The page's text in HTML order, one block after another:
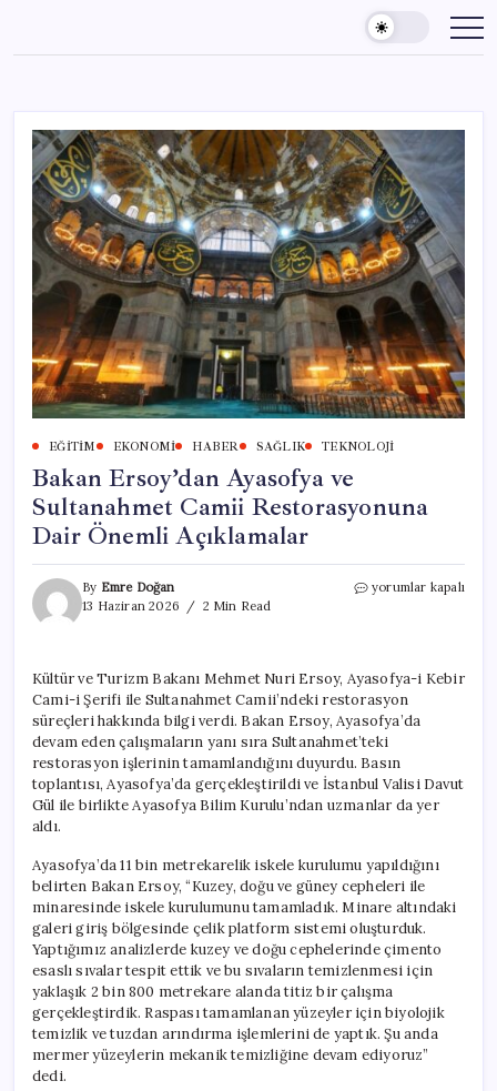
content
EĞITIM EKONOMI HABER SAĞLIK TEKNOLOJI
Bakan Ersoy’dan Ayasofya ve
Sultanahmet Camii Restorasyonuna
Dair Önemli Açıklamalar
By Emre Doğan
13 Haziran 2026
2 Min Read
Bakan
Camii
Restorasyonuna
Dair
Önemli
için
yorumlar kapalı
Kültür ve Turizm Bakanı Mehmet Nuri Ersoy, Ayasofya-i Kebir
Cami-i Şerifi ile Sultanahmet Camii’ndeki restorasyon
süreçleri hakkında bilgi verdi. Bakan Ersoy, Ayasofya’da
devam eden çalışmaların yanı sıra Sultanahmet’teki
restorasyon işlerinin tamamlandığını duyurdu. Basın
toplantısı, Ayasofya’da gerçekleştirildi ve İstanbul Valisi Davut
Gül ile birlikte Ayasofya Bilim Kurulu’ndan uzmanlar da yer
aldı.
Ayasofya’da 11 bin metrekarelik iskele kurulumu yapıldığını
belirten Bakan Ersoy, “Kuzey, doğu ve güney cepheleri ile
minaresinde iskele kurulumunu tamamladık. Minare altındaki
galeri giriş bölgesinde çelik platform sistemi oluşturduk.
Yaptığımız analizlerde kuzey ve doğu cephelerinde çimento
esaslı sıvalar tespit ettik ve bu sıvaların temizlenmesi için
yaklaşık 2 bin 800 metrekare alanda titiz bir çalışma
gerçekleştirdik. Raspası tamamlanan yüzeyler için biyolojik
temizlik ve tuzdan arındırma işlemlerini de yaptık. Şu anda
mermer yüzeylerin mekanik temizliğine devam ediyoruz”
dedi.